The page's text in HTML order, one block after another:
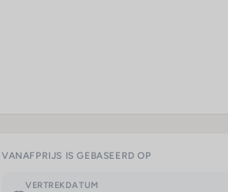
VANAFPRIJS IS GEBASEERD OP
VERTREKDATUM